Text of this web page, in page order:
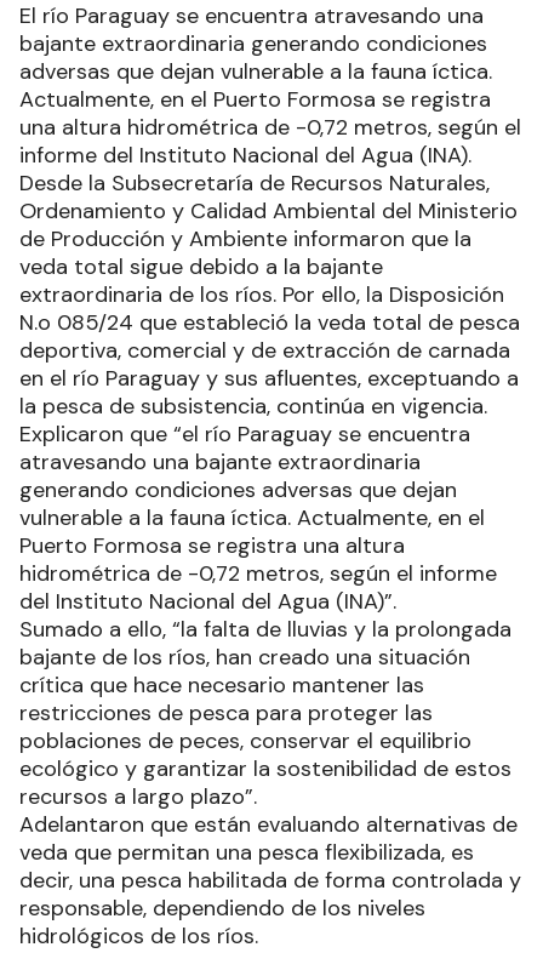
El río Paraguay se encuentra atravesando una
bajante extraordinaria generando condiciones
adversas que dejan vulnerable a la fauna íctica.
Actualmente, en el Puerto Formosa se registra
una altura hidrométrica de -0,72 metros, según el
informe del Instituto Nacional del Agua (INA).
Desde la Subsecretaría de Recursos Naturales,
Ordenamiento y Calidad Ambiental del Ministerio
de Producción y Ambiente informaron que la
veda total sigue debido a la bajante
extraordinaria de los ríos. Por ello, la Disposición
N.o 085/24 que estableció la veda total de pesca
deportiva, comercial y de extracción de carnada
en el río Paraguay y sus afluentes, exceptuando a
la pesca de subsistencia, continúa en vigencia.
Explicaron que “el río Paraguay se encuentra
atravesando una bajante extraordinaria
generando condiciones adversas que dejan
vulnerable a la fauna íctica. Actualmente, en el
Puerto Formosa se registra una altura
hidrométrica de -0,72 metros, según el informe
del Instituto Nacional del Agua (INA)”.
Sumado a ello, “la falta de lluvias y la prolongada
bajante de los ríos, han creado una situación
crítica que hace necesario mantener las
restricciones de pesca para proteger las
poblaciones de peces, conservar el equilibrio
ecológico y garantizar la sostenibilidad de estos
recursos a largo plazo”.
Adelantaron que están evaluando alternativas de
veda que permitan una pesca flexibilizada, es
decir, una pesca habilitada de forma controlada y
responsable, dependiendo de los niveles
hidrológicos de los ríos.